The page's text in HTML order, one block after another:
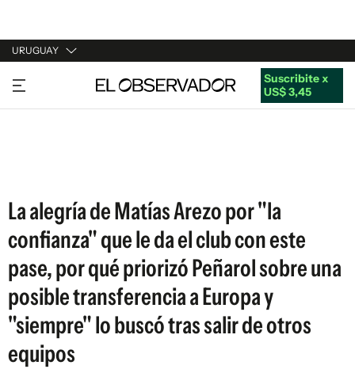
URUGUAY
URUGUAY
ARGENTINA
Suscribite x
US$ 3,45
La alegría de Matías Arezo por "la
confianza" que le da el club con este
pase, por qué priorizó Peñarol sobre una
posible transferencia a Europa y
"siempre" lo buscó tras salir de otros
equipos